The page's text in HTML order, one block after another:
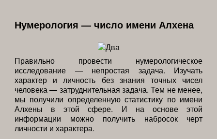
Нумерология — число имени Алхена
Правильно провести нумерологическое
исследование — непростая задача. Изучать
характер и личность без знания точных чисел
человека — затруднительная задача. Тем не менее,
мы получили определенную статистику по имени
Алхены в этой сфере. И на основе этой
информации можно получить набросок черт
личности и характера.